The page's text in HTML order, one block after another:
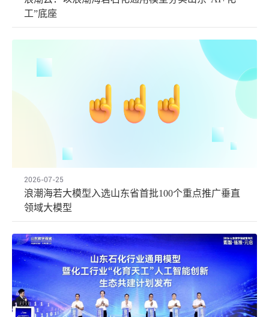
工”底座
2026-07-25
浪潮海若大模型入选山东省首批100个重点推广垂直
领域大模型